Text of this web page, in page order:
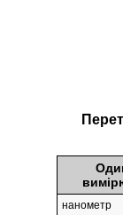
нанометр